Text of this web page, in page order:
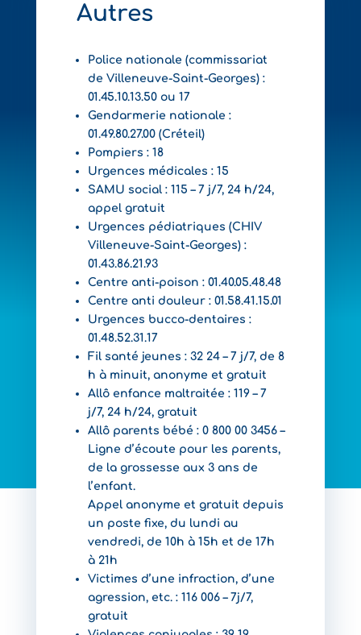
Autres
Police nationale (commissariat
de Villeneuve-Saint-Georges) :
01.45.10.13.50 ou 17
Gendarmerie nationale :
01.49.80.27.00 (Créteil)
Pompiers : 18
Urgences médicales : 15
SAMU social : 115 – 7 j/7, 24 h/24,
appel gratuit
Urgences pédiatriques (CHIV
Villeneuve-Saint-Georges) :
01.43.86.21.93
Centre anti-poison : 01.40.05.48.48
Centre anti douleur : 01.58.41.15.01
Urgences bucco-dentaires :
01.48.52.31.17
Fil santé jeunes : 32 24 – 7 j/7, de 8
h à minuit, anonyme et gratuit
Allô enfance maltraitée : 119 – 7
j/7, 24 h/24, gratuit
Allô parents bébé : 0 800 00 3456 –
Ligne d’écoute pour les parents,
de la grossesse aux 3 ans de
l’enfant.
Appel anonyme et gratuit depuis
un poste fixe, du lundi au
vendredi, de 10h à 15h et de 17h
à 21h
Victimes d’une infraction, d’une
agression, etc. : 116 006 – 7j/7,
gratuit